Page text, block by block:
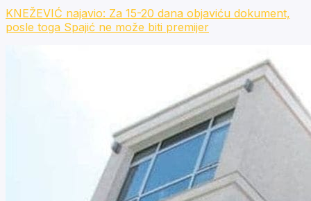
KNEŽEVIĆ najavio: Za 15-20 dana objaviću dokument,
posle toga Spajić ne može biti premijer